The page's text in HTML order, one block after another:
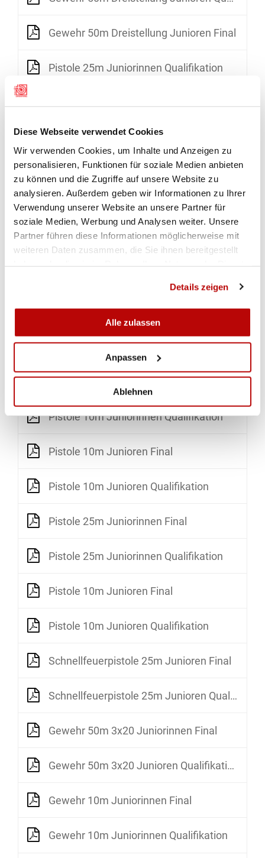
Diese Webseite verwendet Cookies
Wir verwenden Cookies, um Inhalte und Anzeigen zu
personalisieren, Funktionen für soziale Medien anbieten
zu können und die Zugriffe auf unsere Website zu
analysieren. Außerdem geben wir Informationen zu Ihrer
Verwendung unserer Website an unsere Partner für
soziale Medien, Werbung und Analysen weiter. Unsere
Partner führen diese Informationen möglicherweise mit
weiteren Daten zusammen, die Sie ihnen bereitgestellt
Details zeigen
Alle zulassen
Anpassen
Ablehnen
Gewehr 50m Dreistellung Junioren Final
Pistole 25m Juniorinnen Qualifikation
Pistole 25m Junioren
Gewehr 50m 3x20 Juniorinnen Final
Gewehr 50m 3x20 Juniorinnen Qualifikation
Schnellfeuerpistole 25m Junioren Final
Gewehr 10m Junioren Final
Gewehr 10m Junioren Qualifikation
Pistole 10m Juniorinnen Final
Pistole 10m Juniorinnen Qualifikation
Pistole 10m Junioren Final
Pistole 10m Junioren Qualifikation
Pistole 25m Juniorinnen Final
Pistole 25m Juniorinnen Qualifikation
Pistole 10m Junioren Final
Pistole 10m Junioren Qualifikation
Schnellfeuerpistole 25m Junioren Final
Schnellfeuerpistole 25m Junioren Qualifikation
Gewehr 50m 3x20 Juniorinnen Final
Gewehr 50m 3x20 Junioren Qualifikation
Gewehr 10m Juniorinnen Final
Gewehr 10m Juniorinnen Qualifikation